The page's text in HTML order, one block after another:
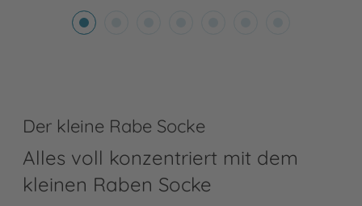
Der kleine Rabe Socke
Alles voll konzentriert mit dem
kleinen Raben Socke